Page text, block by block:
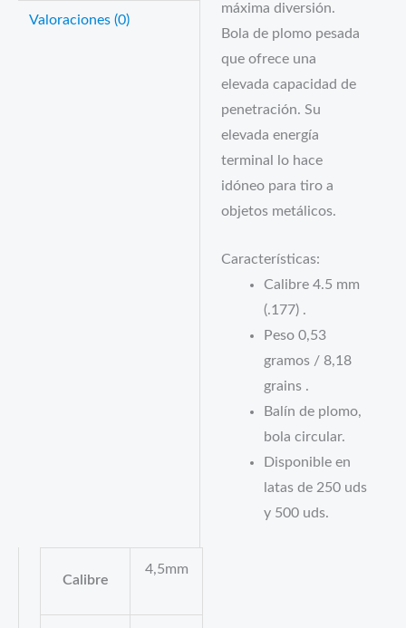
Valoraciones (0)
máxima diversión.
Bola de plomo pesada
que ofrece una
elevada capacidad de
penetración. Su
elevada energía
terminal lo hace
idóneo para tiro a
objetos metálicos.
Características:
Calibre 4.5 mm
(.177) .
Peso 0,53
gramos / 8,18
grains .
Balín de plomo,
bola circular.
Disponible en
latas de 250 uds
y 500 uds.
Calibre
4,5mm